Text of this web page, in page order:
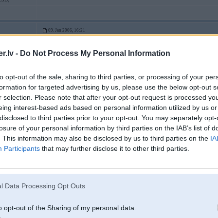
- Do Not Process My Personal Information
opt-out of the sale, sharing to third parties, or processing of your
for targeted advertising by us, please use the below opt-out
selection. Please note that after your opt-out request is processed
interest-based ads based on personal information utilized by us
to third parties prior to your opt-out. You may separately
of your personal information by third parties on the IAB’s list of
This information may also be disclosed by us to third parties on the
Participants that may further disclose it to other third parties.
Data Processing Opt Outs
opt-out of the Sharing of my personal data.
09. Jan 2006, 16:21
09. Jan 2006, 16:25
Gran
Coupe
Чей Венесуэла?